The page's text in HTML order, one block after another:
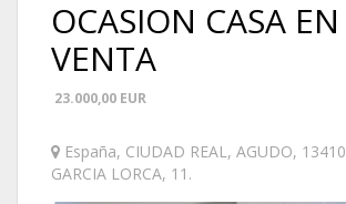
OCASION CASA EN
VENTA
23.000,00 EUR
España, CIUDAD REAL, AGUDO, 13410
GARCIA LORCA, 11 .